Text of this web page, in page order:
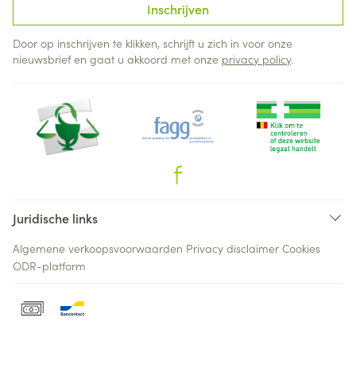
Inschrijven
Door op inschrijven te klikken, schrijft u zich in voor onze
nieuwsbrief en gaat u akkoord met onze privacy policy.
Juridische links
Algemene verkoopsvoorwaarden Privacy disclaimer Cookies
ODR-platform